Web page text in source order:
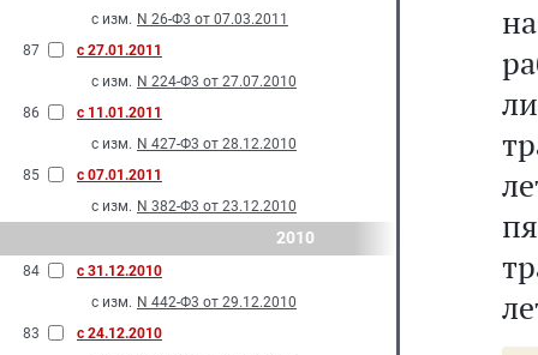
с изм. N 26-Ф3 от 07.03.2011
87
с 27.01.2011
с изм. N 224-Ф3 от 27.07.2010
86
с 11.01.2011
с изм. N 427-Ф3 от 28.12.2010
85
с 07.01.2011
с изм. N 382-Ф3 от 23.12.2010
2010
84
с 31.12.2010
с изм. N 442-Ф3 от 29.12.2010
83
с 24.12.2010